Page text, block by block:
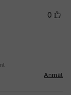
0
Anmäl